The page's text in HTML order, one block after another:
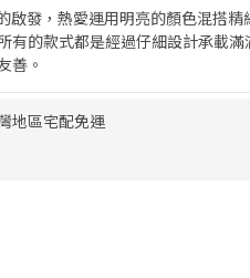
啟發，熱愛運用明亮的顏色混搭精
有的款式都是經過仔細設計承載滿
善。
地區宅配免運